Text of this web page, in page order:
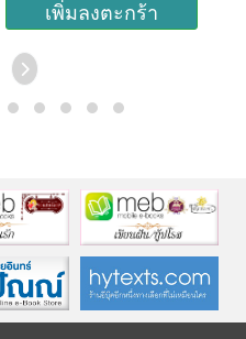
เพิ่มลงตะกร้า